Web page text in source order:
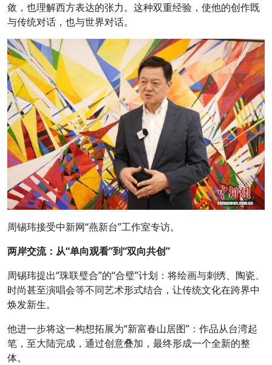
敛，也理解西方表达的张力。这种双重经验，使他的创作既
与传统对话，也与世界对话。
周锡玮接受中新网“燕新台”工作室专访。
两岸交流：从“单向观看”到“双向共创”
周锡玮提出“珠联璧合”的“合璧”计划：将绘画与刺绣、陶瓷、
时尚甚至演唱会等不同艺术形式结合，让传统文化在跨界中
焕发新生。
他进一步将这一构想拓展为“新富春山居图”：作品从台湾起
笔，至大陆完成，通过创意叠加，最终形成一个全新的整
体。